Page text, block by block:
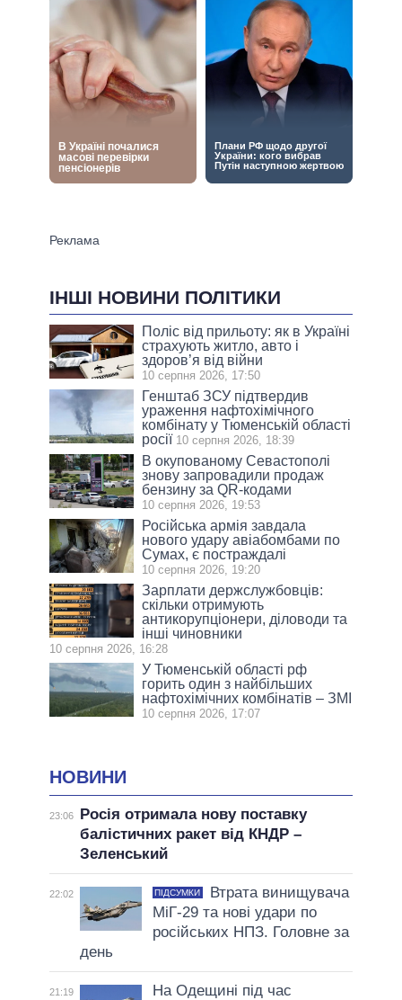
ІНШІ НОВИНИ ПОЛІТИКИ
Поліс від прильоту: як в Україні
страхують житло, авто і
здоров’я від війни
10 серпня 2026, 17:50
Генштаб ЗСУ підтвердив
ураження нафтохімічного
комбінату у Тюменській області
росії 10 серпня 2026, 18:39
В окупованому Севастополі
знову запровадили продаж
бензину за QR-кодами
10 серпня 2026, 19:53
Російська армія завдала
нового удару авіабомбами по
Сумах, є постраждалі
10 серпня 2026, 19:20
Зарплати держслужбовців:
скільки отримують
антикорупціонери, діловоди та
інші чиновники
10 серпня 2026, 16:28
У Тюменській області рф
горить один з найбільших
нафтохімічних комбінатів – ЗМІ
10 серпня 2026, 17:07
НОВИНИ
23:06
Росія отримала нову поставку
балістичних ракет від КНДР –
Зеленський
22:02 ПІДСУМКИ
Втрата винищувача
МіГ-29 та нові удари по
російських НПЗ. Головне за
день
21:19
На Одещині під час